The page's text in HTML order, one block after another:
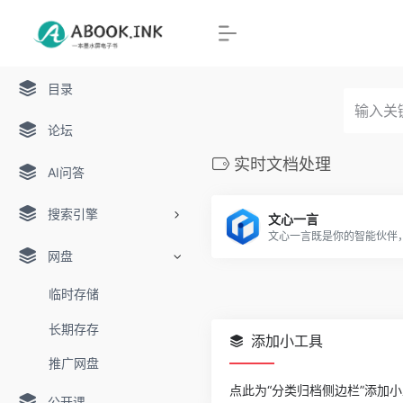
目录
论坛
AI问答
搜索引擎
网盘
临时存储
长期存存
推广网盘
实时文档处理
文心一言
添加小工具
点此为“分类归档侧边栏”添加